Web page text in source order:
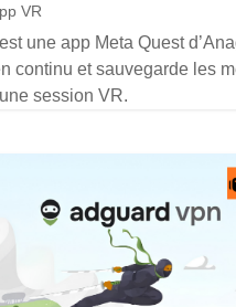
VR
une app Meta Quest
continu et sauvegarde les
session VR.